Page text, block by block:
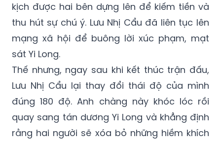
kịch được hai bên dựng lên để kiếm tiền và
thu hút sự chú ý. Lưu Nhị Cẩu đã liên tục lên
mạng xã hội để buông lời xúc phạm, mạt
sát Yi Long.
Thế nhưng, ngay sau khi kết thúc trận đấu,
Lưu Nhị Cẩu lại thay đổi thái độ của mình
đúng 180 độ. Anh chàng này khóc lóc rồi
quay sang tán dương Yi Long và khẳng định
rằng hai người sẽ xóa bỏ những hiềm khích